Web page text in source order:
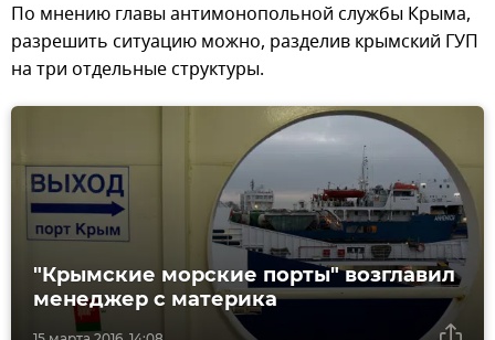
По мнению главы антимонопольной службы Крыма,
разрешить ситуацию можно, разделив крымский ГУП
на три отдельные структуры.
"Крымские морские порты" возглавил
менеджер с материка